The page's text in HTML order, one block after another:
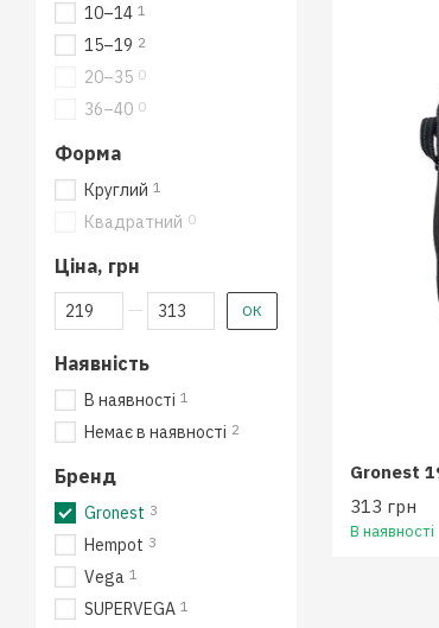
313 грн
В наявності
10–14 1
15–19 2
20–35 0
36–40 0
Форма
Круглий 1
Квадратний 0
Ціна, грн
Від Ціна, грн
До Ціна, грн ОК
Наявність
В наявності 1
Немає в наявності 2
Бренд
Gronest 3
Hempot 3
Vega 1
SUPERVEGA 1